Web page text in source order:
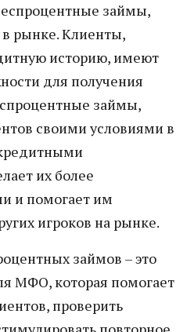
займы,
рынке. Клиенты,
историю, имеют
для получения
займы,
своими условиями в
их более
и помогает им
игроков на рынке.
займов – это
МФО, которая помогает
проверить